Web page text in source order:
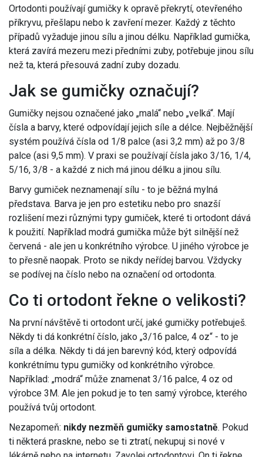
Ortodonti používají gumičky k opravě překrytí, otevřeného
příkryvu, přešlapu nebo k zavření mezer. Každý z těchto
případů vyžaduje jinou sílu a jinou délku. Například gumička,
která zavírá mezeru mezi předními zuby, potřebuje jinou sílu
než ta, která přesouvá zadní zuby dozadu.
Jak se gumičky označují?
Gumičky nejsou označené jako „malá“ nebo „velká“. Mají
čísla a barvy, které odpovídají jejich síle a délce. Nejběžnější
systém používá čísla od 1/8 palce (asi 3,2 mm) až po 3/8
palce (asi 9,5 mm). V praxi se používají čísla jako 3/16, 1/4,
5/16, 3/8 - a každé z nich má jinou délku a jinou sílu.
Barvy gumiček neznamenají sílu - to je běžná mylná
představa. Barva je jen pro estetiku nebo pro snazší
rozlišení mezi různými typy gumiček, které ti ortodont dává
k použití. Například modrá gumička může být silnější než
červená - ale jen u konkrétního výrobce. U jiného výrobce je
to přesně naopak. Proto se nikdy neřídej barvou. Vždycky
se podívej na číslo nebo na označení od ortodonta.
Co ti ortodont řekne o velikosti?
Na první návštěvě ti ortodont určí, jaké gumičky potřebuješ.
Někdy ti dá konkrétní číslo, jako „3/16 palce, 4 oz“ - to je
síla a délka. Někdy ti dá jen barevný kód, který odpovídá
konkrétnímu typu gumičky od konkrétního výrobce.
Například: „modrá“ může znamenat 3/16 palce, 4 oz od
výrobce 3M. Ale jen pokud je to ten samý výrobce, kterého
používá tvůj ortodont.
Nezapomeň: nikdy nezměň gumičky samostatně. Pokud
ti některá praskne, nebo se ti ztratí, nekupuj si nové v